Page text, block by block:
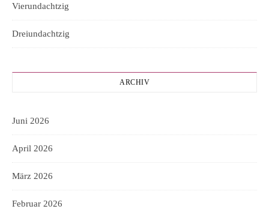
Vierundachtzig
Dreiundachtzig
ARCHIV
Juni 2026
April 2026
März 2026
Februar 2026